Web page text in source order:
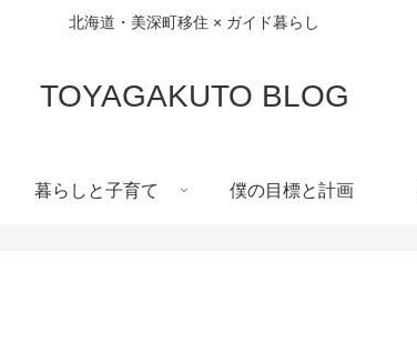
北海道・美深町移住 × ガイド暮らし
TOYAGAKUTO BLOG
暮らしと子育て 僕の目標と計画